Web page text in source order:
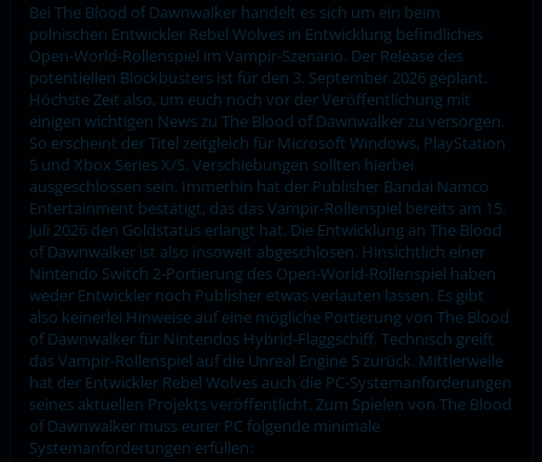
Bei The Blood of Dawnwalker handelt es sich um ein beim
polnischen Entwickler Rebel Wolves in Entwicklung befindliches
Open-World-Rollenspiel im Vampir-Szenario. Der Release des
potentiellen Blockbusters ist für den 3. September 2026 geplant.
Höchste Zeit also, um euch noch vor der Veröffentlichung mit
einigen wichtigen News zu The Blood of Dawnwalker zu versorgen.
So erscheint der Titel zeitgleich für Microsoft Windows, PlayStation
5 und Xbox Series X/S. Verschiebungen sollten hierbei
ausgeschlossen sein. Immerhin hat der Publisher Bandai Namco
Entertainment bestätigt, das das Vampir-Rollenspiel bereits am 15.
Juli 2026 den Goldstatus erlangt hat. Die Entwicklung an The Blood
of Dawnwalker ist also insoweit abgeschlosen. Hinsichtlich einer
Nintendo Switch 2-Portierung des Open-World-Rollenspiel haben
weder Entwickler noch Publisher etwas verlauten lassen. Es gibt
also keinerlei Hinweise auf eine mögliche Portierung von The Blood
of Dawnwalker für Nintendos Hybrid-Flaggschiff. Technisch greift
das Vampir-Rollenspiel auf die Unreal Engine 5 zurück. Mittlerweile
hat der Entwickler Rebel Wolves auch die PC-Systemanforderungen
seines aktuellen Projekts veröffentlicht. Zum Spielen von The Blood
of Dawnwalker muss eurer PC folgende minimale
Systemanforderungen erfüllen: